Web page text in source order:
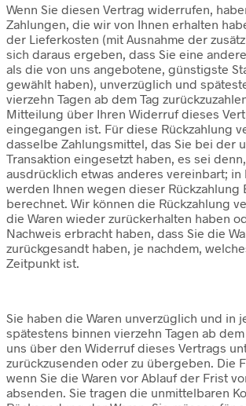
Wenn Sie diesen Vertrag widerrufen,
Zahlungen, die wir von Ihnen erhalten
der Lieferkosten (mit Ausnahme der
sich daraus ergeben, dass Sie eine
als die von uns angebotene, günstigste
gewählt haben), unverzüglich und
vierzehn Tagen ab dem Tag
Mitteilung über Ihren Widerruf dieses
eingegangen ist. Für diese Rückzahlung
dasselbe Zahlungsmittel, das Sie bei der
Transaktion eingesetzt haben, es sei
ausdrücklich etwas anderes vereinbart; in
werden Ihnen wegen dieser Rückzahlung
berechnet. Wir können die Rückzahlung
die Waren wieder zurückerhalten haben
Nachweis erbracht haben, dass Sie die
zurückgesandt haben, je nachdem,
Zeitpunkt ist.
Sie haben die Waren unverzüglich und in
spätestens binnen vierzehn Tagen ab dem
uns über den Widerruf dieses Vertrags
zurückzusenden oder zu übergeben. Die
wenn Sie die Waren vor Ablauf der Frist
absenden. Sie tragen die unmittelbaren